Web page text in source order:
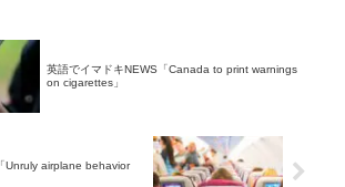
英語でイマドキNEWS「Canada to print warnings
on cigarettes」
Unruly airplane behavior